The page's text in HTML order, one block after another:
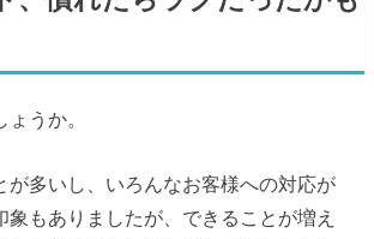
うか。
が多いし、いろんなお客様への対応が
象もありましたが、できることが増え